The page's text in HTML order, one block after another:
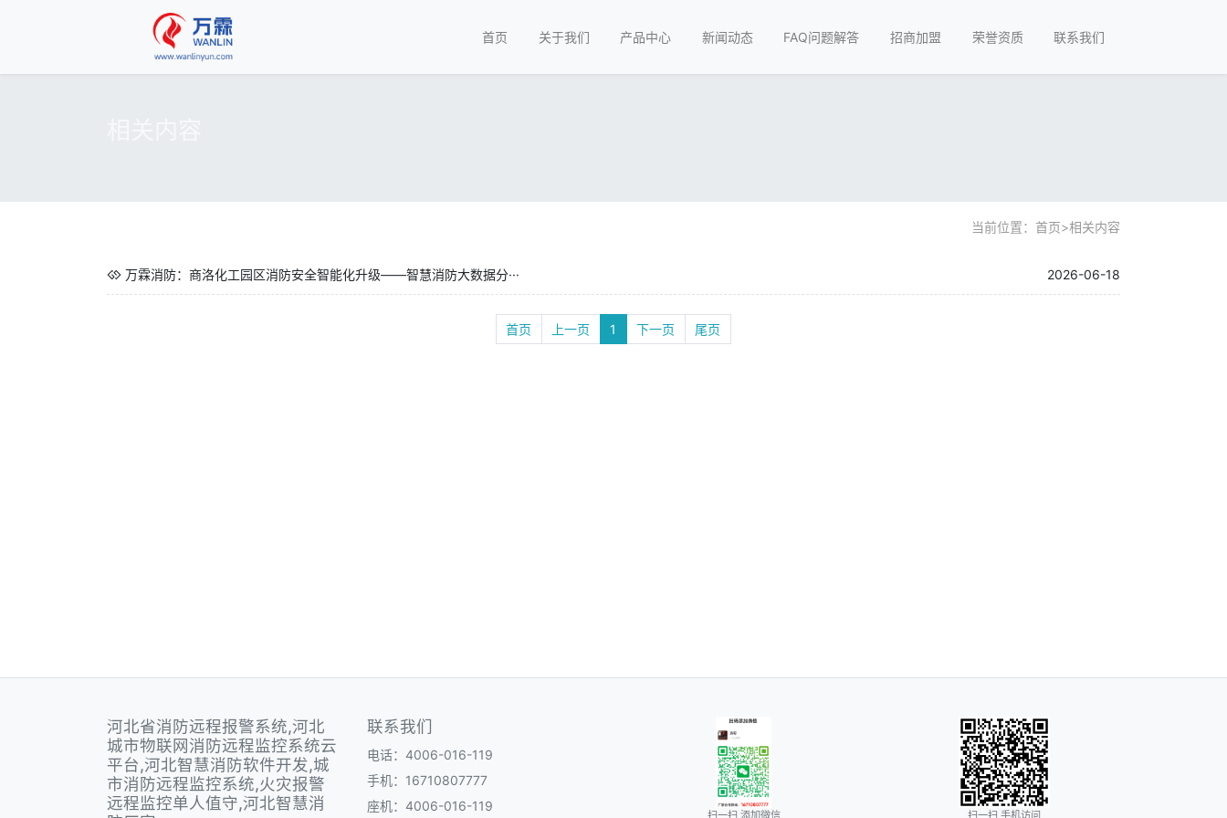
首页 关于我们 产品中心 新闻动态 FAQ问题解答 招商加盟 荣誉资质 联系我们
当前位置： 首页>相关内容
万霖消防：商洛化工园区消防安全智能化升级——智慧消防大数据分··· 2026-06-18
首页 上一页 1 下一页 尾页
河北省消防远程报警系统,河北
城市物联网消防远程监控系统云
平台,河北智慧消防软件开发,城
市消防远程监控系统,火灾报警
远程监控单人值守,河北智慧消
联系我们
电话：4006-016-119
手机：16710807777
座机：4006-016-119
扫一扫 添加微信 扫一扫 手机访问